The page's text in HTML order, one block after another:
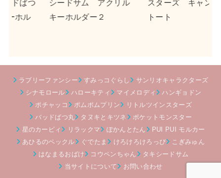
リル
スターズ キャンバス
トート
クリルキーホルダー２
ラブリーファンシー すみっコぐらし
サンリオキャラクターズ
シナモロール
ハローキティ マイメロディ
ハンギョドン
ポチャッコ
ポムポムプリン
リトルツインスターズ
バッドばつ丸
タヌキとキツネ
ポケットモンスター
星のカービィ
リラックマ ぽかんとたん
PUI PUI モルカー
あひるのペックル
ぐでたま けろけろけろっぴ
こぎみゅん
はなまるおばけ
コウペンちゃん
タキシードサム
当サイトについて
お問い合わせ